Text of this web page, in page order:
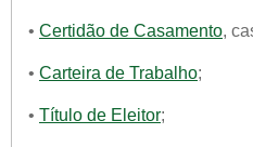
• Certidão de Casamento,
• Carteira de Trabalho;
• Título de Eleitor;